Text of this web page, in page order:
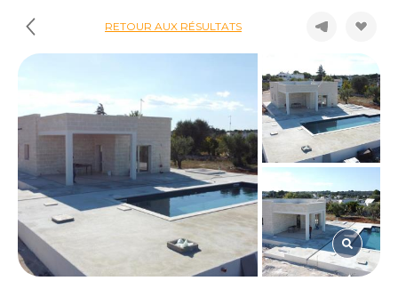
RETOUR AUX RÉSULTATS